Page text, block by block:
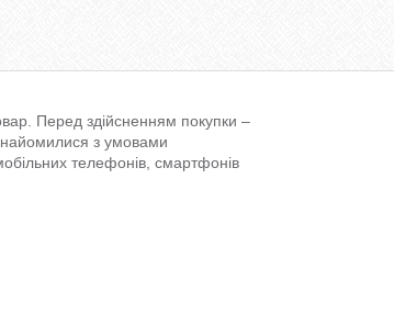
Перед здійсненням покупки –
з умовами
телефонів, смартфонів